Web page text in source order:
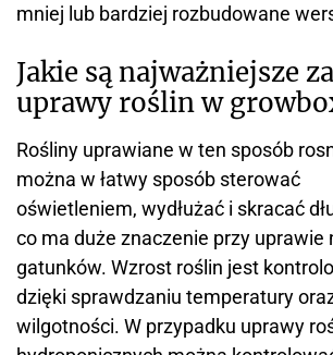
mniej lub bardziej rozbudowane
Jakie są najważniejsze
uprawy roślin w
Rośliny uprawiane w ten sposób
można w łatwy sposób sterować
oświetleniem, wydłużać i skracać
co ma duże znaczenie przy uprawie
gatunków. Wzrost roślin jest
dzięki sprawdzaniu temperatury
wilgotności. W przypadku uprawy